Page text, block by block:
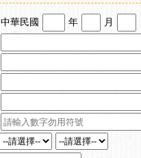
中華民國 年 月